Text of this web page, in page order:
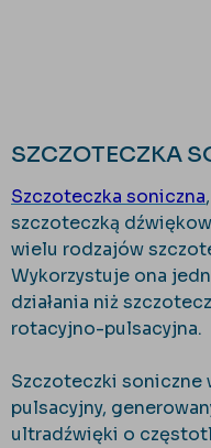
SZCZOTECZKA
Szczoteczka soniczna
szczoteczką
wielu rodzajów
Wykorzystuje ona
działania niż
rotacyjno-pulsacyjna.
Szczoteczki soniczne
pulsacyjny,
ultradźwięki o